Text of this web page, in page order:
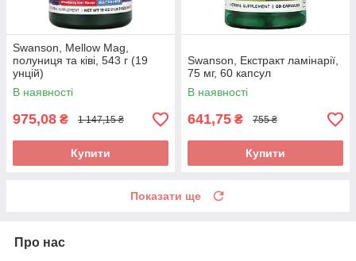
Swanson, Mellow Mag,
полуниця та ківі, 543 г (19
унцій)
В наявності
975,08 ₴ 1 147,15 ₴
Купити
Swanson, Екстракт ламінарії,
75 мг, 60 капсул
В наявності
641,75 ₴ 755 ₴
Купити
Показати ще
Про нас